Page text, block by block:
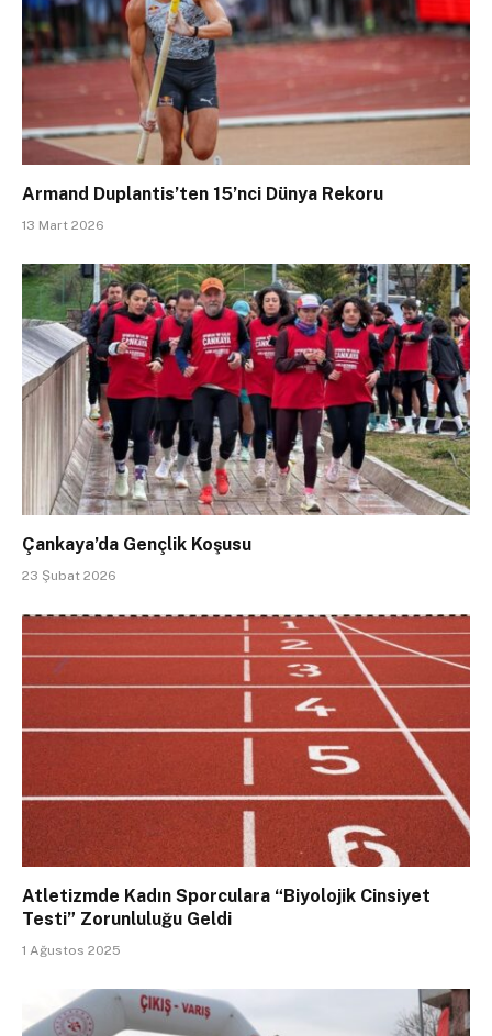
Armand Duplantis’ten 15’nci Dünya Rekoru
13 Mart 2026
Çankaya’da Gençlik Koşusu
23 Şubat 2026
Atletizmde Kadın Sporculara “Biyolojik Cinsiyet
Testi” Zorunluluğu Geldi
1 Ağustos 2025